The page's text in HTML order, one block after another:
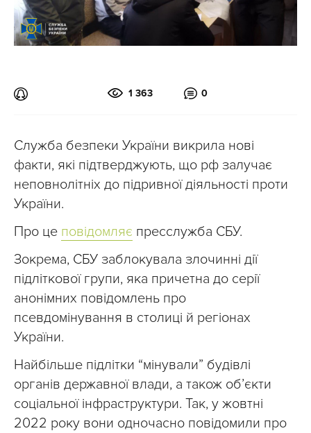
1 363 0
Служба безпеки України викрила нові
факти, які підтверджують, що рф залучає
неповнолітніх до підривної діяльності проти
України.
Про це повідомляє пресслужба СБУ.
Зокрема, СБУ заблокувала злочинні дії
підліткової групи, яка причетна до серії
анонімних повідомлень про
псевдомінування в столиці й регіонах
України.
Найбільше підлітки “мінували” будівлі
органів державної влади, а також об’єкти
соціальної інфраструктури. Так, у жовтні
2022 року вони одночасно повідомили про